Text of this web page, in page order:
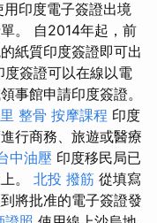
印度電子簽證出境
。 自2014年起，前
紙質印度簽證即可出
度簽證可以在線以電
事館申請印度簽證。
整骨 按摩課程 印度
行商務、旅遊或醫療
中油壓 印度移民局已
。 北投 撥筋 從填寫
將批准的電子簽證發